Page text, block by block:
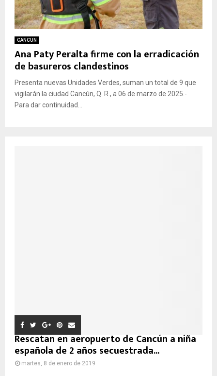
CANCUN
Ana Paty Peralta firme con la erradicación
de basureros clandestinos
Presenta nuevas Unidades Verdes, suman un total de 9 que
vigilarán la ciudad Cancún, Q. R., a 06 de marzo de 2025.-
Para dar continuidad...
Rescatan en aeropuerto de Cancún a niña
española de 2 años secuestrada...
martes, 8 de enero de 2019